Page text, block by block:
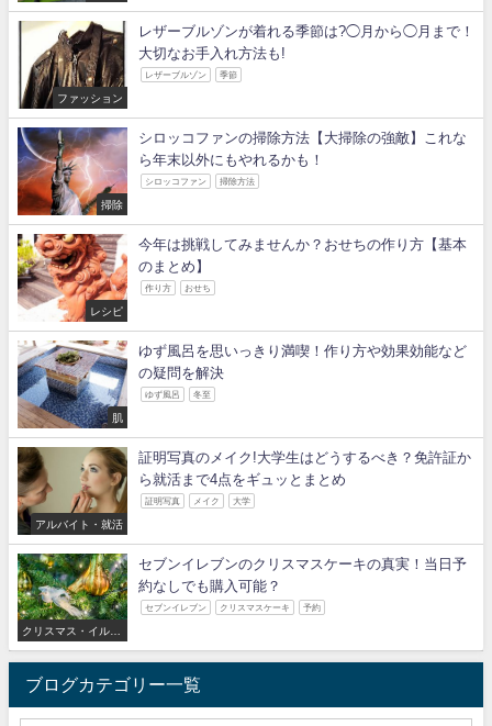
ファッション
レザーブルゾンが着れる季節は?◯月から◯月まで！
大切なお手入れ方法も!
レザーブルゾン 季節
掃除
シロッコファンの掃除方法【大掃除の強敵】これな
ら年末以外にもやれるかも！
シロッコファン 掃除方法
レシピ
今年は挑戦してみませんか？おせちの作り方【基本
のまとめ】
作り方 おせち
肌
ゆず風呂を思いっきり満喫！作り方や効果効能など
の疑問を解決
ゆず風呂 冬至
アルバイト・就活
証明写真のメイク!大学生はどうするべき？免許証か
ら就活まで4点をギュッとまとめ
証明写真 メイク 大学
クリスマス・イルミ
セブンイレブンのクリスマスケーキの真実！当日予
約なしでも購入可能？
セブンイレブン クリスマスケーキ 予約
ブログカテゴリー一覧